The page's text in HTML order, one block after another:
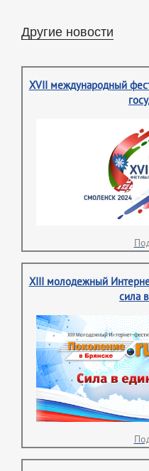
Другие новости
XVII международный
XIII молодежный
сила